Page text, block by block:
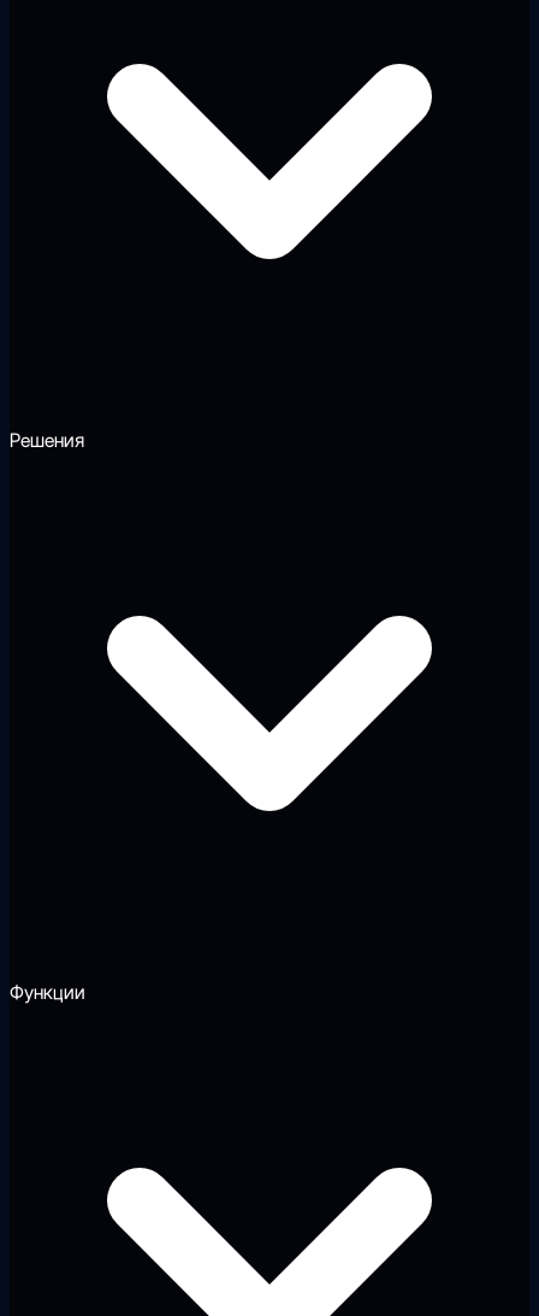
Решения
Функции